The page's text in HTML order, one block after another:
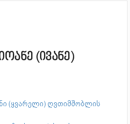
(ივანე)
(ყვარელი) ღვთიმშობლის